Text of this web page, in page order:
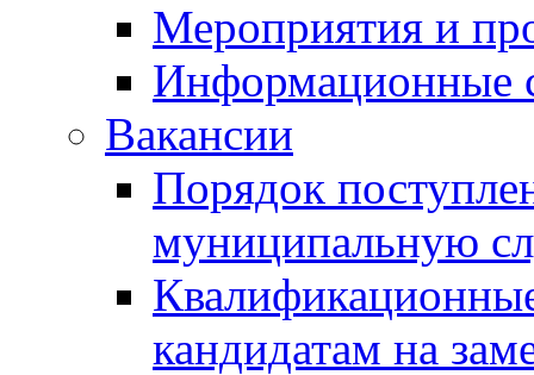
Мероприятия и
Информационные
Вакансии
Порядок
муниципальную
кандидатам на